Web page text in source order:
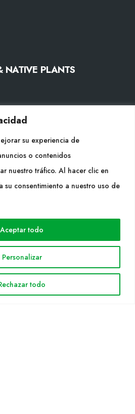
su experiencia de
o contenidos
nuestro tráfico. Al hacer clic en
su consentimiento a nuestro uso de
Personalizar
todo
Aceptar todo
NATIVE PLANTS